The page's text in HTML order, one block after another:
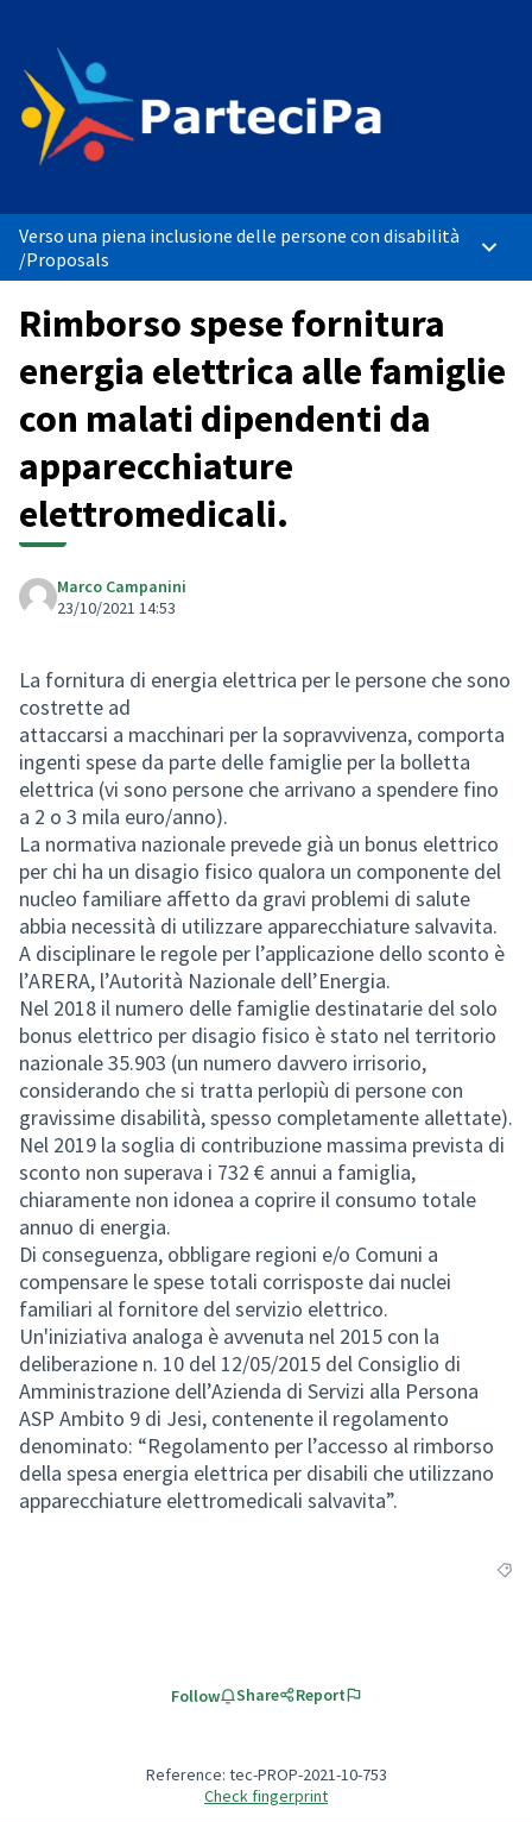
Verso una piena inclusione delle persone con disabilità
/Proposals Main
Rimborso spese fornitura
energia elettrica alle famiglie
con malati dipendenti da
apparecchiature
elettromedicali.
Marco Campanini
23/10/2021 14:53
La fornitura di energia elettrica per le persone che sono
costrette ad
attaccarsi a macchinari per la sopravvivenza, comporta
ingenti spese da parte delle famiglie per la bolletta
elettrica (vi sono persone che arrivano a spendere fino
a 2 o 3 mila euro/anno).
La normativa nazionale prevede già un bonus elettrico
per chi ha un disagio fisico qualora un componente del
nucleo familiare affetto da gravi problemi di salute
abbia necessità di utilizzare apparecchiature salvavita.
A disciplinare le regole per l’applicazione dello sconto è
l’ARERA, l’Autorità Nazionale dell’Energia.
Nel 2018 il numero delle famiglie destinatarie del solo
bonus elettrico per disagio fisico è stato nel territorio
nazionale 35.903 (un numero davvero irrisorio,
considerando che si tratta perlopiù di persone con
gravissime disabilità, spesso completamente allettate).
Nel 2019 la soglia di contribuzione massima prevista di
sconto non superava i 732 € annui a famiglia,
chiaramente non idonea a coprire il consumo totale
annuo di energia.
Di conseguenza, obbligare regioni e/o Comuni a
compensare le spese totali corrisposte dai nuclei
familiari al fornitore del servizio elettrico.
Un'iniziativa analoga è avvenuta nel 2015 con la
deliberazione n. 10 del 12/05/2015 del Consiglio di
Amministrazione dell’Azienda di Servizi alla Persona
ASP Ambito 9 di Jesi, contenente il regolamento
denominato: “Regolamento per l’accesso al rimborso
della spesa energia elettrica per disabili che utilizzano
apparecchiature elettromedicali salvavita”.
Follow Share Report
Reference: tec-PROP-2021-10-753
Check fingerprint